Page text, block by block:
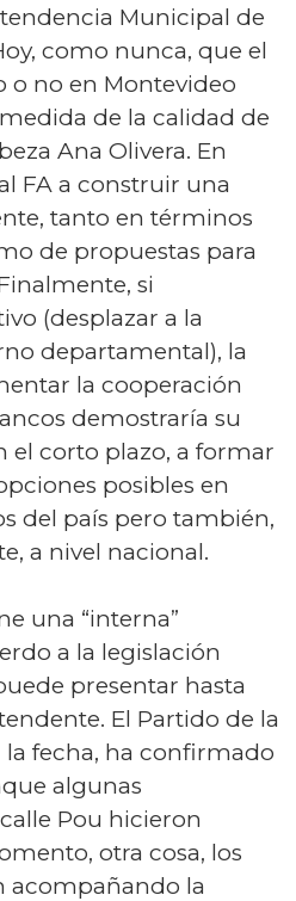
Municipal de
como nunca, que el
o no en Montevideo
de la calidad de
Ana Olivera. En
FA a construir una
tanto en términos
de propuestas para
si
(desplazar a la
departamental), la
la cooperación
demostraría su
el corto plazo, a formar
posibles en
del país pero también,
a nivel nacional.
una “interna”
a la legislación
presentar hasta
El Partido de la
la fecha, ha confirmado
algunas
Pou hicieron
otra cosa, los
acompañando la